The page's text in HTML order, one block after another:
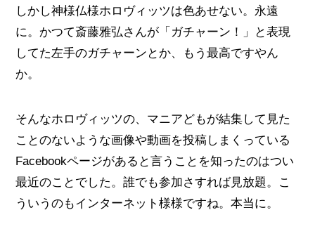
しかし神様仏様ホロヴィッツは色あせない。永遠
に。かつて斎藤雅弘さんが「ガチャーン！」と表現
してた左手のガチャーンとか、もう最高ですやん
か。
そんなホロヴィッツの、マニアどもが結集して見た
ことのないような画像や動画を投稿しまくっている
Facebookページがあると言うことを知ったのはつい
最近のことでした。誰でも参加さすれば見放題。こ
ういうのもインターネット様様ですね。本当に。